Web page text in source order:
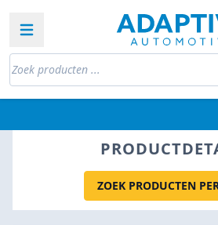
Open sidebar
ZOEK PRODUCTEN